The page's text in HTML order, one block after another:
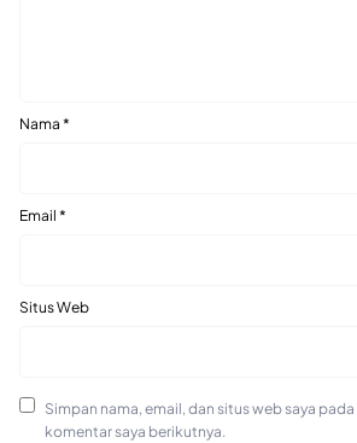
Nama *
Email *
Situs Web
Simpan nama, email, dan situs web saya
komentar saya berikutnya.